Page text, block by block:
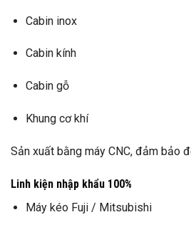
Cabin inox
Cabin kính
Cabin gỗ
Khung cơ khí
Sản xuất bằng máy CNC, đảm bảo
Linh kiện nhập khẩu 100%
Máy kéo Fuji / Mitsubishi